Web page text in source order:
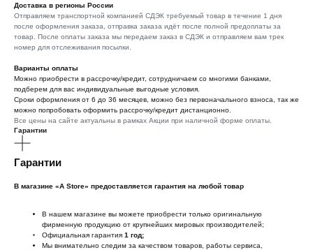
Доставка в регионы России
Отправляем транспортной компанией СДЭК требуемый товар в течение 1 дня
после оформления заказа, отправка заказа идёт после полной предоплаты за
товар. После оплаты заказа мы передаем заказ в СДЭК и отправляем вам трек
номер для отслеживания посылки.
Варианты оплаты
Можно приoбрести в рассрочку/кредит, сотрудничаем со многими банками,
подберем для вас индивидуальные выгодные условия.
Сроки оформления от 6 до 36 месяцев, можно без первоначального взноса, так же
можно попробовать оформить рассрочку/кредит дистанционно.
Все цены на сайте актуальны в рамках Акции при наличной форме оплаты.
Гарантии
Гарантии
В магазине «A Store» предоставляется гарантия на любой товар
В нашем магазине вы можете приобрести только оригинальную
фирменную продукцию от крупнейших мировых производителей;
Официальная гарантия 1 год;
Мы внимательно следим за качеством товаров, работы сервиса,